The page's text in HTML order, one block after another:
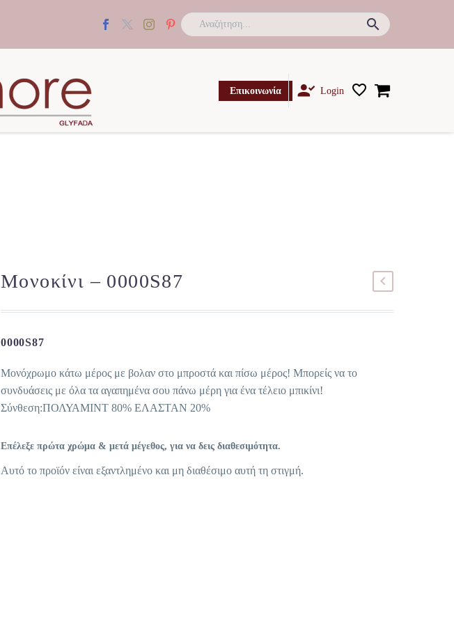
Επικοινωνία  Login
Μονοκίνι – 0000S87
0000S87
Μονόχρωμο κάτω μέρος με βολαν στο μπροστά και πίσω μέρος! Μπορείς να το
συνδυάσεις με όλα τα αγαπημένα σου πάνω μέρη για ένα τέλειο μπικίνι!
Σύνθεση:ΠΟΛΥΑΜΙΝΤ 80% ΕΛΑΣΤΑΝ 20%
Επέλεξε πρώτα χρώμα & μετά μέγεθος, για να δεις διαθεσιμότητα.
Αυτό το προϊόν είναι εξαντλημένο και μη διαθέσιμο αυτή τη στιγμή.